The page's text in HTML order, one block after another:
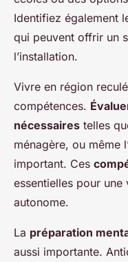
Identifiez également
qui peuvent offrir un
l’installation.
Vivre en région
compétences.
nécessaires telles
ménagère, ou même
important. Ces
essentielles pour
autonome.
La préparation
aussi importante.